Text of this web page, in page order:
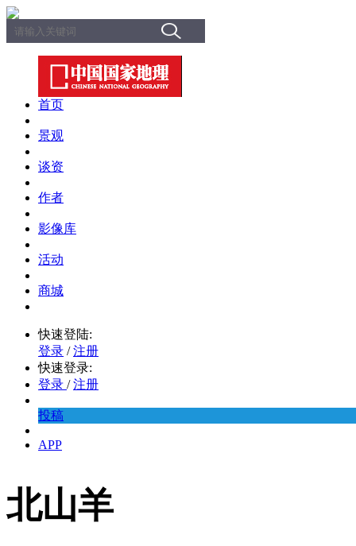
首页
景观
谈资
作者
影像库
活动
商城
快速登陆:
登录 / 注册
快速登录:
登录 / 注册
投稿
APP
北山羊